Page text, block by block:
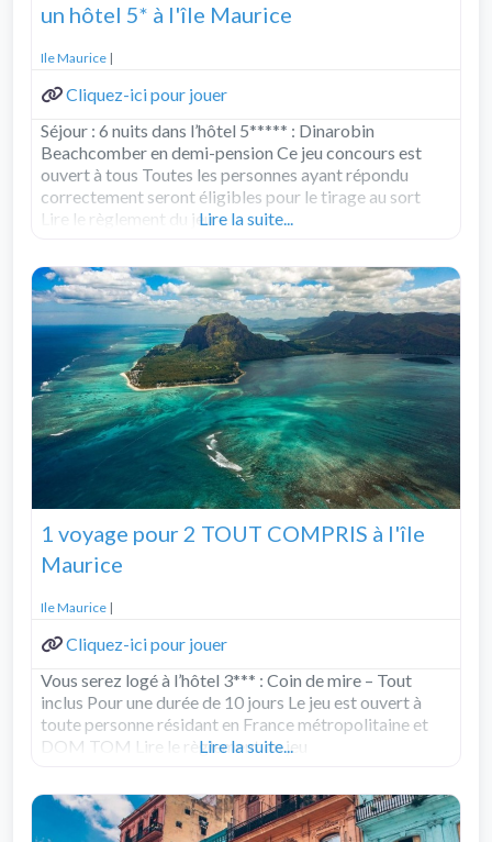
un hôtel 5* à l'île Maurice
Ile Maurice |
Cliquez-ici pour jouer
Séjour : 6 nuits dans l’hôtel 5***** : Dinarobin
Beachcomber en demi-pension Ce jeu concours est
ouvert à tous Toutes les personnes ayant répondu
correctement seront éligibles pour le tirage au sort
Lire le règlement du jeuLire la suite...
1 voyage pour 2 TOUT COMPRIS à l'île
Maurice
Ile Maurice |
Cliquez-ici pour jouer
Vous serez logé à l’hôtel 3*** : Coin de mire – Tout
inclus Pour une durée de 10 jours Le jeu est ouvert à
toute personne résidant en France métropolitaine et
DOM TOM Lire le règlement du jeu
Lire la suite...